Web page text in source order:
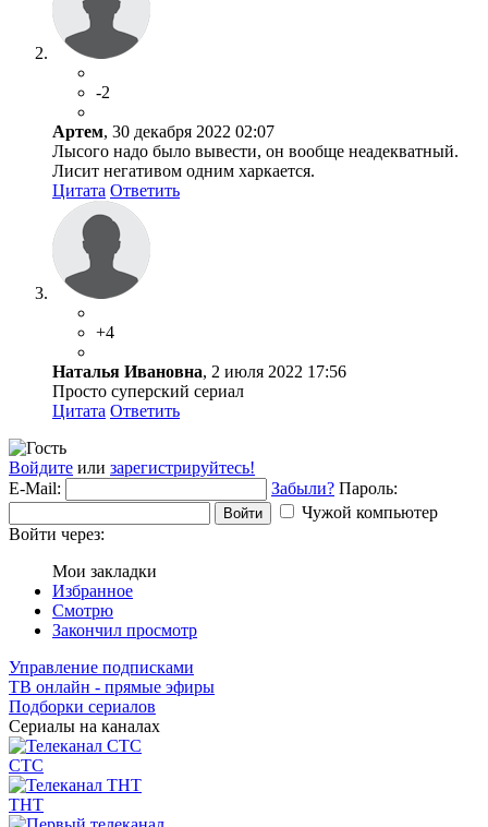
-2
Артем, 30 декабря 2022 02:07
Лысого надо было вывести, он вообще неадекватный.
Лисит негативом одним харкается.
Цитата Ответить
+4
Наталья Ивановна, 2 июля 2022 17:56
Просто суперский сериал
Цитата Ответить
Войдите или зарегистрируйтесь!
E-Mail:
Забыли? Пароль:
Войти
Чужой компьютер
Войти через:
Мои закладки
Избранное
Смотрю
Закончил просмотр
Управление подписками
ТВ онлайн - прямые эфиры
Подборки сериалов
Сериалы на каналах
СТС
ТНТ